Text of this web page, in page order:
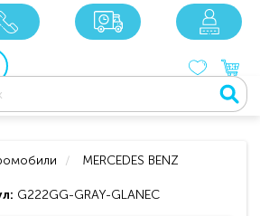
06
MERCEDES BENZ
G222GG-GRAY-GLANEC
xxx